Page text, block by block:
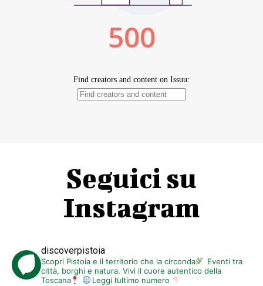
Seguici su
Instagram
discoverpistoia
Scopri Pistoia e il territorio che la circonda
Eventi tra
città, borghi e natura. Vivi il cuore autentico della
Toscana
Leggi l’ultimo numero